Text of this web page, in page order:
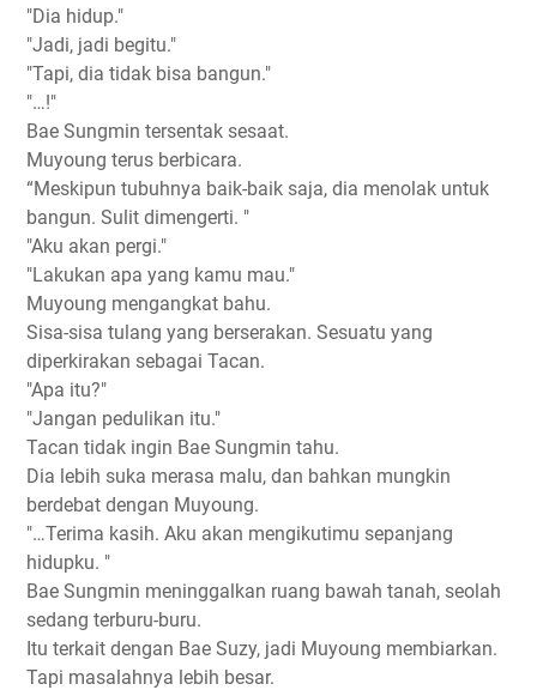
"Dia hidup."
"Jadi, jadi begitu."
"Tapi, dia tidak bisa bangun."
"…!"
Bae Sungmin tersentak sesaat.
Muyoung terus berbicara.
“Meskipun tubuhnya baik-baik saja, dia menolak untuk
bangun. Sulit dimengerti. "
"Aku akan pergi."
"Lakukan apa yang kamu mau."
Muyoung mengangkat bahu.
Sisa-sisa tulang yang berserakan. Sesuatu yang
diperkirakan sebagai Tacan.
"Apa itu?"
"Jangan pedulikan itu."
Tacan tidak ingin Bae Sungmin tahu.
Dia lebih suka merasa malu, dan bahkan mungkin
berdebat dengan Muyoung.
"…Terima kasih. Aku akan mengikutimu sepanjang
hidupku. "
Bae Sungmin meninggalkan ruang bawah tanah, seolah
sedang terburu-buru.
Itu terkait dengan Bae Suzy, jadi Muyoung membiarkan.
Tapi masalahnya lebih besar.